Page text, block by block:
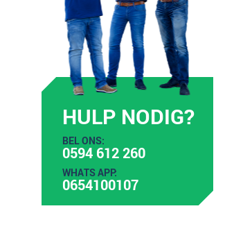
HULP NODIG?
BEL ONS:
0594 612 260
WHATS APP:
0654100107